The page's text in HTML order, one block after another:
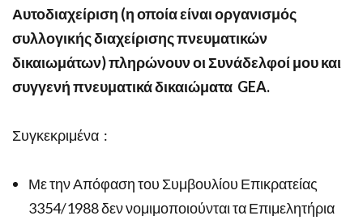
Αυτοδιαχείριση (η οποία είναι οργανισμός
συλλογικής διαχείρισης πνευματικών
δικαιωμάτων) πληρώνουν οι Συνάδελφοί μου και
συγγενή πνευματικά δικαιώματα GEA.
Συγκεκριμένα :
Με την Απόφαση του Συμβουλίου Επικρατείας
3354/1988 δεν νομιμοποιούνται τα Επιμελητήρια